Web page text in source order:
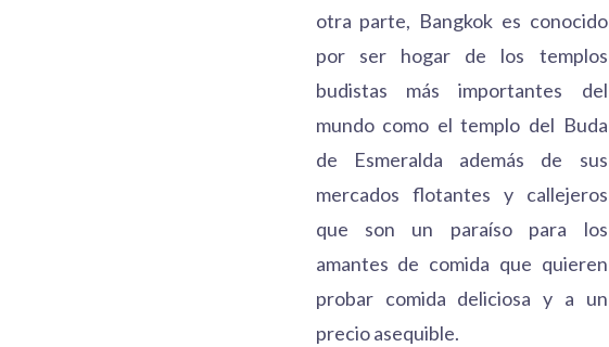
otra parte, Bangkok es conocido
por ser hogar de los templos
budistas más importantes del
mundo como el templo del Buda
de Esmeralda además de sus
mercados flotantes y callejeros
que son un paraíso para los
amantes de comida que quieren
probar comida deliciosa y a un
precio asequible.